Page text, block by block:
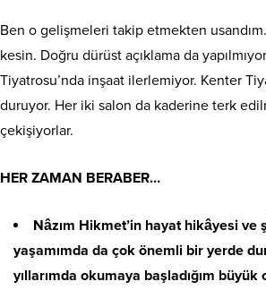
Ben o gelişmeleri takip etmekten
kesin. Doğru dürüst açıklama da
Tiyatrosu’nda inşaat ilerlemiyor. Kenter
duruyor. Her iki salon da kaderine terk
çekişiyorlar.
HER ZAMAN BERABER…
Nâzım Hikmet’in hayat hikâyesi ve
yaşamımda da çok önemli bir yerde
yıllarımda okumaya başladığım